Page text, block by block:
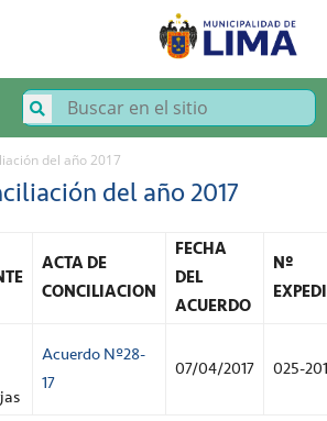
del año 2017
del año 2017
ACTA DE
CONCILIACION
FECHA
DEL
ACUERDO
Nº
Acuerdo Nº28-
17
07/04/2017 025-